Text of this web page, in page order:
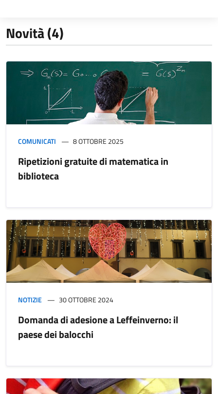
Novità (4)
COMUNICATI 8 OTTOBRE 2025
Ripetizioni gratuite di matematica in
biblioteca
NOTIZIE 30 OTTOBRE 2024
Domanda di adesione a Leffeinverno: il
paese dei balocchi